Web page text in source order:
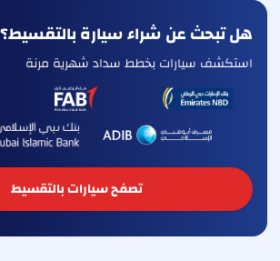
هل تبحث عن شراء سيارة بالتقسيط؟
استكشف سيارات بخطط سداد شهرية مرنة
تصفح سيارات بالتقسيط